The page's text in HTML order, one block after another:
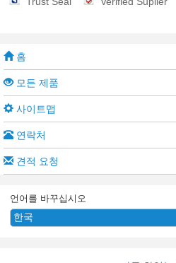
홈
모든 제품
사이트맵
연락처
견적 요청
언어를 바꾸십시오